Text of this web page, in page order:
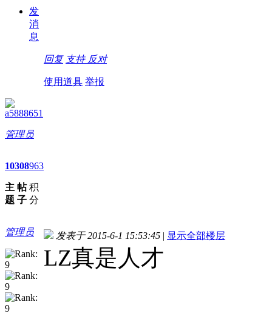
发
消
息
回复 支持 反对
使用道具 举报
a5888651
管理员
10
主
题
308
帖
子
963
积
分
管理员 发表于 2015-6-1 15:53:45 | 显示全部楼层
LZ真是人才